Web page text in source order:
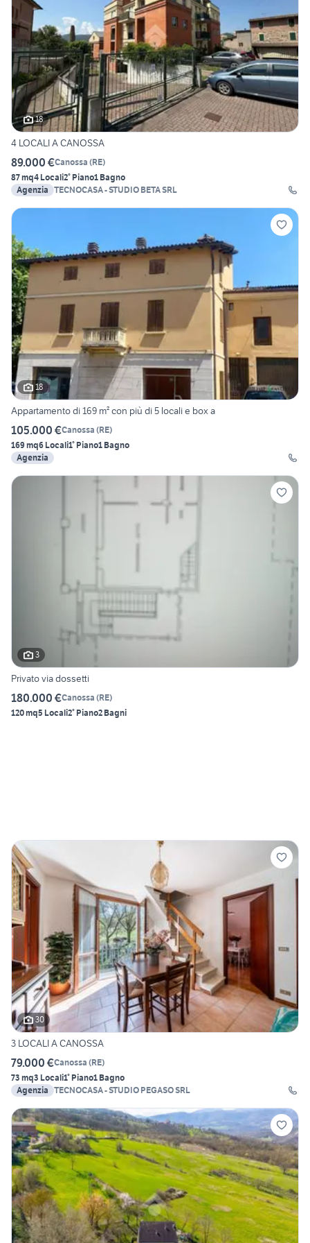
18
4 LOCALI A CANOSSA
89.000 €Canossa (RE)
87 mq4 Locali2° Piano1 Bagno
Agenzia TECNOCASA - STUDIO BETA SRL
18
Appartamento di 169 m² con più di 5 locali e box a
105.000 €Canossa (RE)
169 mq6 Locali1° Piano1 Bagno
Agenzia
3
Privato via dossetti
180.000 €Canossa (RE)
120 mq5 Locali2° Piano2 Bagni
30
3 LOCALI A CANOSSA
79.000 €Canossa (RE)
73 mq3 Locali1° Piano1 Bagno
Agenzia TECNOCASA - STUDIO PEGASO SRL